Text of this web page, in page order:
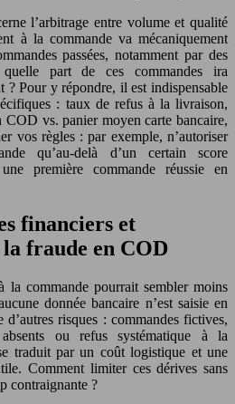
l’arbitrage entre volume et qualité
à la commande va mécaniquement
passées, notamment par des
part de ces commandes ira
? Pour y répondre, il est indispensable
: taux de refus à la livraison,
COD vs. panier moyen carte bancaire,
vos règles : par exemple, n’autoriser
qu’au-delà d’un certain score
première commande réussie en
financiers et
fraude en COD
la commande pourrait sembler moins
donnée bancaire n’est saisie en
risques : commandes fictives,
absents ou refus systématique à la
traduit par un coût logistique et une
Comment limiter ces dérives sans
contraignante ?